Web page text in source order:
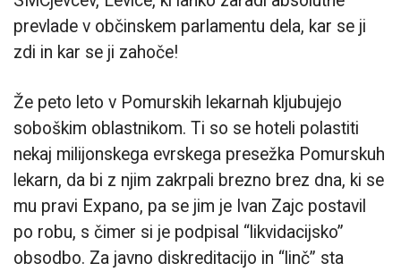
prevlade v občinskem parlamentu dela, kar se ji
zdi in kar se ji zahoče!
Že peto leto v Pomurskih lekarnah kljubujejo
soboškim oblastnikom. Ti so se hoteli polastiti
nekaj milijonskega evrskega presežka Pomurskuh
lekarn, da bi z njim zakrpali brezno brez dna, ki se
mu pravi Expano, pa se jim je Ivan Zajc postavil
po robu, s čimer si je podpisal “likvidacijsko”
obsodbo. Za javno diskreditacijo in “linč” sta